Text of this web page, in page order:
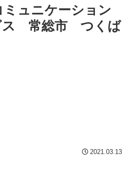
ュニケーション
ス 常総市 つくば
2021.03.13